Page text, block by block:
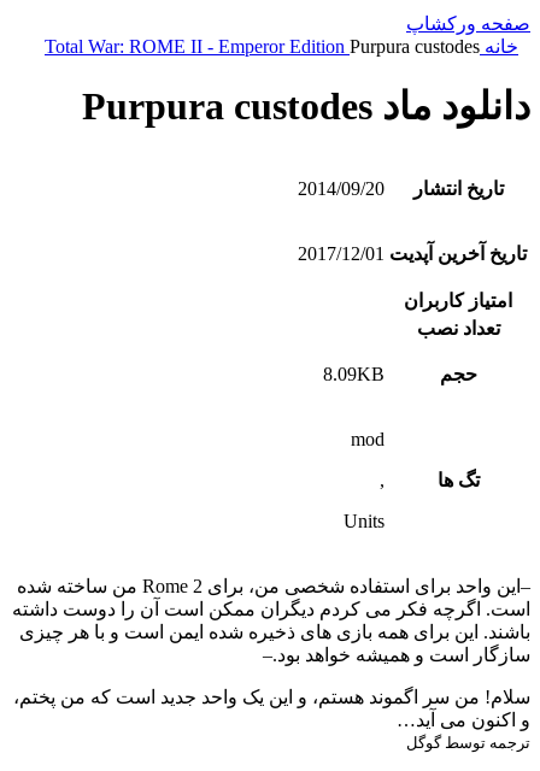
صفحه ورکشاپ
خانه
Total War: ROME II - Emperor Edition Purpura custodes
دانلود ماد Purpura custodes
تاریخ انتشار 2014/09/20
تاریخ آخرین آپدیت 2017/12/01
امتیاز کاربران
تعداد نصب
حجم 8.09KB
تگ ها
mod
,
Units
–این واحد برای استفاده شخصی من، برای Rome 2 من ساخته شده
است. اگرچه فکر می کردم دیگران ممکن است آن را دوست داشته
باشند. این برای همه بازی های ذخیره شده ایمن است و با هر چیزی
سازگار است و همیشه خواهد بود.–
سلام! من سر اگموند هستم، و این یک واحد جدید است که من پختم،
و اکنون می آید…
ترجمه توسط گوگل